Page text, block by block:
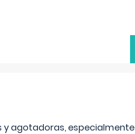
y agotadoras, especialmente